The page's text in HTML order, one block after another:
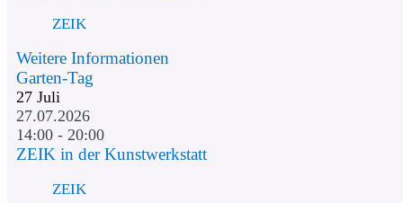
ZEIK
Weitere Informationen
Garten-Tag
27 Juli
27.07.2026
14:00 - 20:00
ZEIK in der Kunstwerkstatt
ZEIK